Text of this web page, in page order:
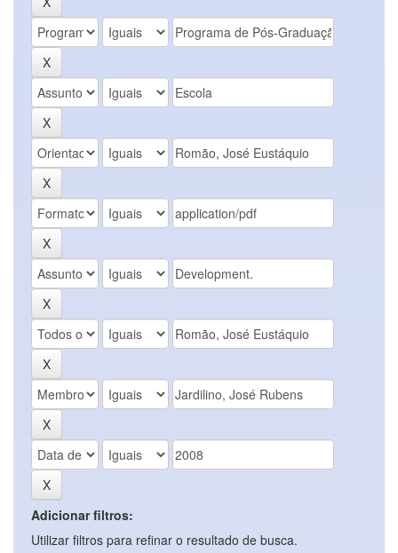
Adicionar filtros:
Utilizar filtros para refinar o resultado de busca.